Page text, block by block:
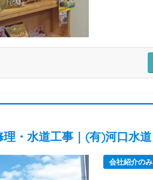
・水道工事｜(有)河口水道
会社紹介のみ